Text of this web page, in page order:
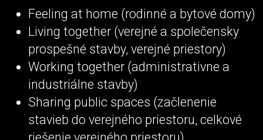
Feeling at home (rodinné a bytové domy)
Living together (verejné a společensky
prospešné stavby, verejné priestory)
Working together (administrativne a
industriálne stavby)
Sharing public spaces (začlenenie
stavieb do verejného priestoru, celkové